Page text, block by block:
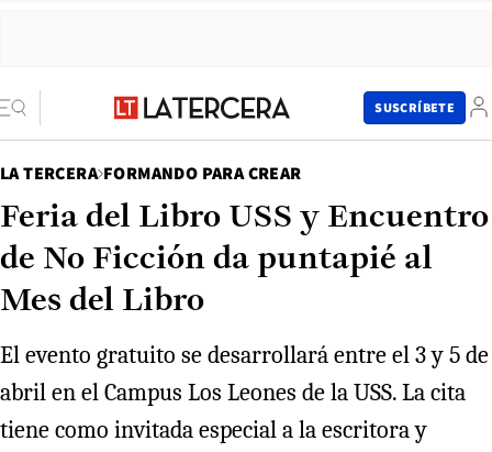
SUSCRÍBETE
LA TERCERA FORMANDO PARA CREAR
Feria del Libro USS y Encuentro
de No Ficción da puntapié al
Mes del Libro
El evento gratuito se desarrollará entre el 3 y 5 de
abril en el Campus Los Leones de la USS. La cita
tiene como invitada especial a la escritora y